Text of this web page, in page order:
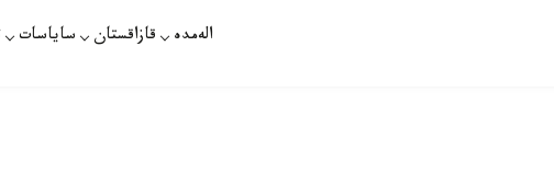
الەمدە قازاقستان ساياسات